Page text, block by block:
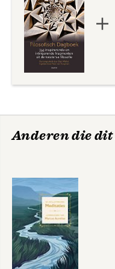
Anderen die